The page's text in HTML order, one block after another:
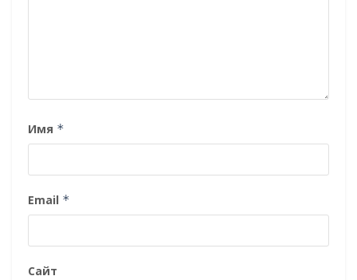
Имя *
Email *
Сайт